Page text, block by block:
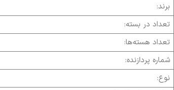
برند:
تعداد در بسته:
تعداد هسته‌ها:
شماره پردازنده:
نوع: